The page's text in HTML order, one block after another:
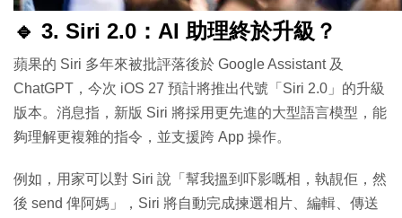
🔹 3. Siri 2.0：AI 助理終於升級？
蘋果的 Siri 多年來被批評落後於 Google Assistant 及
ChatGPT，今次 iOS 27 預計將推出代號「Siri 2.0」的升級
版本。消息指，新版 Siri 將採用更先進的大型語言模型，能
夠理解更複雜的指令，並支援跨 App 操作。
例如，用家可以對 Siri 說「幫我搵到吓影嘅相，執靚佢，然
後 send 俾阿媽」，Siri 將自動完成揀選相片、編輯、傳送